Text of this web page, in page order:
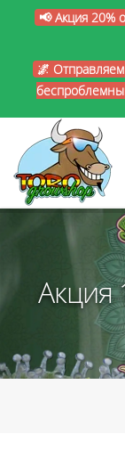
📢 Акция 20%
🌌
Акция